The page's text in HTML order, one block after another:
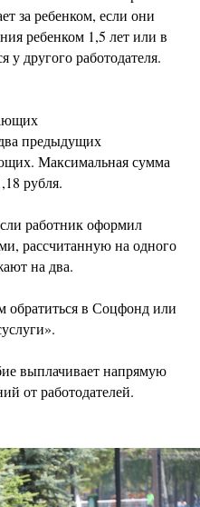
за ребенком, если они
ребенком 1,5 лет или в
у другого работодателя.
предыдущих
Максимальная сумма
рубля.
работник оформил
рассчитанную на одного
на два.
обратиться в Соцфонд или
выплачивает напрямую
от работодателей.